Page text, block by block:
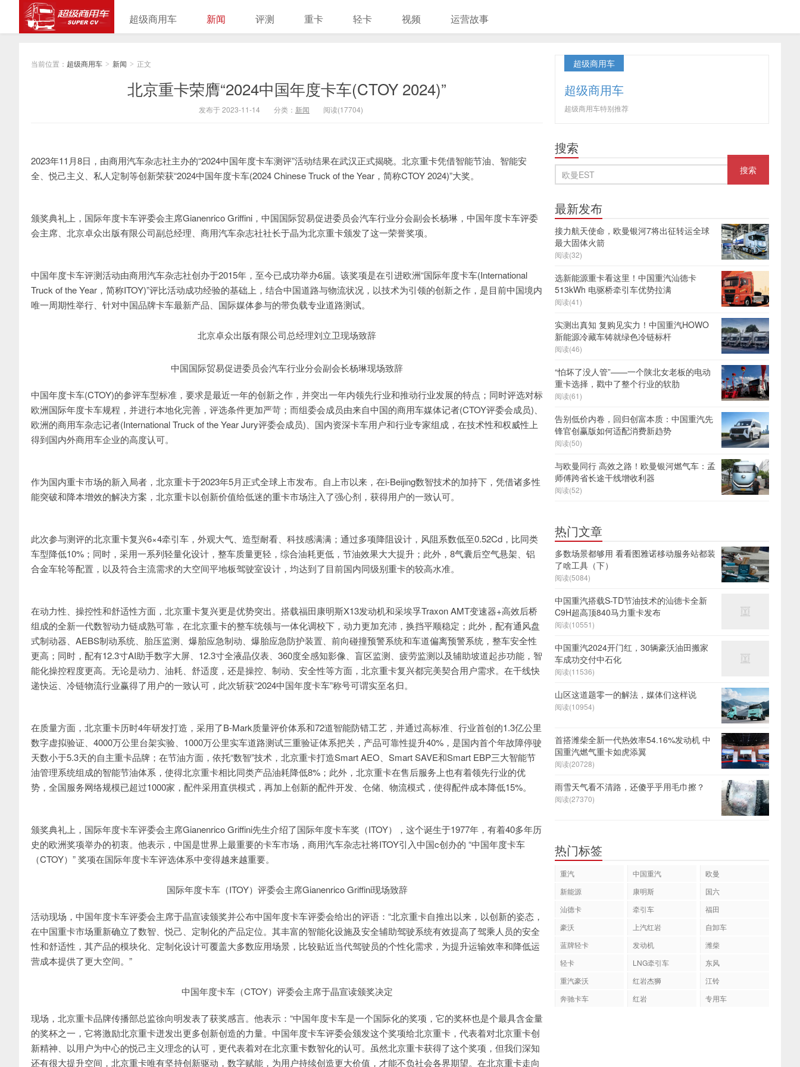
超级商用车 新闻 评测 重卡 轻卡 视频 运营故事
当前位置： 超级商用车 > 新闻 > 正文
北京重卡荣膺“2024中国年度卡车(CTOY 2024)”
发布于 2023-11-14 分类： 新闻 阅读(17704)
2023年11月8日，由商用汽车杂志社主办的“2024中国年度卡车测评”活动结果在武汉正式揭晓。北京重卡凭借智能节油、智能安
全、悦己主义、私人定制等创新荣获“2024中国年度卡车(2024 Chinese Truck of the Year，简称CTOY 2024)”大奖。
颁奖典礼上，国际年度卡车评委会主席Gianenrico Griffini，中国国际贸易促进委员会汽车行业分会副会长杨琳，中国年度卡车评委
会主席、北京卓众出版有限公司副总经理、商用汽车杂志社社长于晶为北京重卡颁发了这一荣誉奖项。
中国年度卡车评测活动由商用汽车杂志社创办于2015年，至今已成功举办6届。该奖项是在引进欧洲“国际年度卡车(International
Truck of the Year，简称ITOY)”评比活动成功经验的基础上，结合中国道路与物流状况，以技术为引领的创新之作，是目前中国境内
唯一周期性举行、针对中国品牌卡车最新产品、国际媒体参与的带负载专业道路测试。
北京卓众出版有限公司总经理刘立卫现场致辞
中国国际贸易促进委员会汽车行业分会副会长杨琳现场致辞
中国年度卡车(CTOY)的参评车型标准，要求是最近一年的创新之作，并突出一年内领先行业和推动行业发展的特点；同时评选对标
欧洲国际年度卡车规程，并进行本地化完善，评选条件更加严苛；而组委会成员由来自中国的商用车媒体记者(CTOY评委会成员)、
欧洲的商用车杂志记者(International Truck of the Year Jury评委会成员)、国内资深卡车用户和行业专家组成，在技术性和权威性上
得到国内外商用车企业的高度认可。
作为国内重卡市场的新入局者，北京重卡于2023年5月正式全球上市发布。自上市以来，在i-Beijing数智技术的加持下，凭借诸多性
能突破和降本增效的解决方案，北京重卡以创新价值给低迷的重卡市场注入了强心剂，获得用户的一致认可。
此次参与测评的北京重卡复兴6×4牵引车，外观大气、造型耐看、科技感满满；通过多项降阻设计，风阻系数低至0.52Cd，比同类
车型降低10%；同时，采用一系列轻量化设计，整车质量更轻，综合油耗更低，节油效果大大提升；此外，8气囊后空气悬架、铝
合金车轮等配置，以及符合主流需求的大空间平地板驾驶室设计，均达到了目前国内同级别重卡的较高水准。
在动力性、操控性和舒适性方面，北京重卡复兴更是优势突出。搭载福田康明斯X13发动机和采埃孚Traxon AMT变速器+高效后桥
组成的全新一代数智动力链成熟可靠，在北京重卡的整车统领与一体化调校下，动力更加充沛，换挡平顺稳定；此外，配有通风盘
式制动器、AEBS制动系统、胎压监测、爆胎应急制动、爆胎应急防护装置、前向碰撞预警系统和车道偏离预警系统，整车安全性
更高；同时，配有12.3寸AI助手数字大屏、12.3寸全液晶仪表、360度全感知影像、盲区监测、疲劳监测以及辅助坡道起步功能，智
能化操控程度更高。无论是动力、油耗、舒适度，还是操控、制动、安全性等方面，北京重卡复兴都完美契合用户需求。在干线快
递快运、冷链物流行业赢得了用户的一致认可，此次斩获“2024中国年度卡车”称号可谓实至名归。
在质量方面，北京重卡历时4年研发打造，采用了B-Mark质量评价体系和72道智能防错工艺，并通过高标准、行业首创的1.3亿公里
数字虚拟验证、4000万公里台架实验、1000万公里实车道路测试三重验证体系把关，产品可靠性提升40%，是国内首个年故障停驶
天数小于5.3天的自主重卡品牌；在节油方面，依托“数智”技术，北京重卡打造Smart AEO、Smart SAVE和Smart EBP三大智能节
油管理系统组成的智能节油体系，使得北京重卡相比同类产品油耗降低8%；此外，北京重卡在售后服务上也有着领先行业的优
势，全国服务网络规模已超过1000家，配件采用直供模式，再加上创新的配件开发、仓储、物流模式，使得配件成本降低15%。
颁奖典礼上，国际年度卡车评委会主席Gianenrico Griffini先生介绍了国际年度卡车奖（ITOY），这个诞生于1977年，有着40多年历
史的欧洲奖项举办的初衷。他表示，中国是世界上最重要的卡车市场，商用汽车杂志社将ITOY引入中国c创办的 “中国年度卡车
（CTOY）” 奖项在国际年度卡车评选体系中变得越来越重要。
国际年度卡车（ITOY）评委会主席Gianenrico Griffini现场致辞
活动现场，中国年度卡车评委会主席于晶宣读颁奖并公布中国年度卡车评委会给出的评语：“北京重卡自推出以来，以创新的姿态，
在中国重卡市场重新确立了数智、悦己、定制化的产品定位。其丰富的智能化设施及安全辅助驾驶系统有效提高了驾乘人员的安全
性和舒适性，其产品的模块化、定制化设计可覆盖大多数应用场景，比较贴近当代驾驶员的个性化需求，为提升运输效率和降低运
营成本提供了更大空间。”
中国年度卡车（CTOY）评委会主席于晶宣读颁奖决定
现场，北京重卡品牌传播部总监徐向明发表了获奖感言。他表示：“中国年度卡车是一个国际化的奖项，它的奖杯也是个最具含金量
的奖杯之一，它将激励北京重卡迸发出更多创新创造的力量。中国年度卡车评委会颁发这个奖项给北京重卡，代表着对北京重卡创
新精神、以用户为中心的悦己主义理念的认可，更代表着对在北京重卡数智化的认可。虽然北京重卡获得了这个奖项，但我们深知
还有很大提升空间，北京重卡唯有坚持创新驱动，数字赋能，为用户持续创造更大价值，才能不负社会各界期望。在北京重卡走向
超级商用车
超级商用车
超级商用车特别推荐
搜索
最新发布
接力航天使命，欧曼银河7将出征转运全球
最大固体火箭
阅读(32)
选新能源重卡看这里！中国重汽汕德卡
513kWh 电驱桥牵引车优势拉满
阅读(41)
实测出真知 复购见实力！中国重汽HOWO
新能源冷藏车铸就绿色冷链标杆
阅读(46)
“怕坏了没人管”——一个陕北女老板的电动
重卡选择，戳中了整个行业的软肋
阅读(61)
告别低价内卷，回归创富本质：中国重汽先
锋官创赢版如何适配消费新趋势
阅读(50)
与欧曼同行 高效之路！欧曼银河燃气车：孟
师傅跨省长途干线增收利器
阅读(52)
热门文章
多数场景都够用 看看图雅诺移动服务站都装
了啥工具（下）
阅读(5084)
中国重汽搭载S-TD节油技术的汕德卡全新
C9H超高顶840马力重卡发布
阅读(10551)
中国重汽2024开门红，30辆豪沃油田搬家
车成功交付中石化
阅读(11536)
山区这道题零一的解法，媒体们这样说
阅读(10954)
首搭潍柴全新一代热效率54.16%发动机 中
国重汽燃气重卡如虎添翼
阅读(20728)
雨雪天气看不清路，还傻乎乎用毛巾擦？
阅读(27370)
热门标签
重汽 中国重汽
欧曼
新能源
康明斯
国六
汕德卡
牵引车
福田
豪沃
上汽红岩
自卸车
蓝牌轻卡
发动机
潍柴
轻卡
LNG牵引车
东风
重汽豪沃
红岩杰狮
江铃
奔驰卡车
红岩 专用车